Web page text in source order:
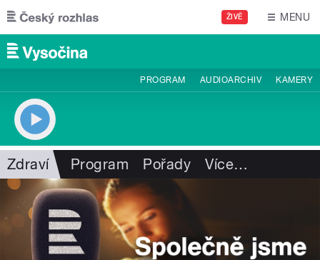
Přejít k hlavnímu obsahu
ŽIVĚ MENU
PROGRAM AUDIOARCHIV KAMERY
Zdraví Program Pořady Více…